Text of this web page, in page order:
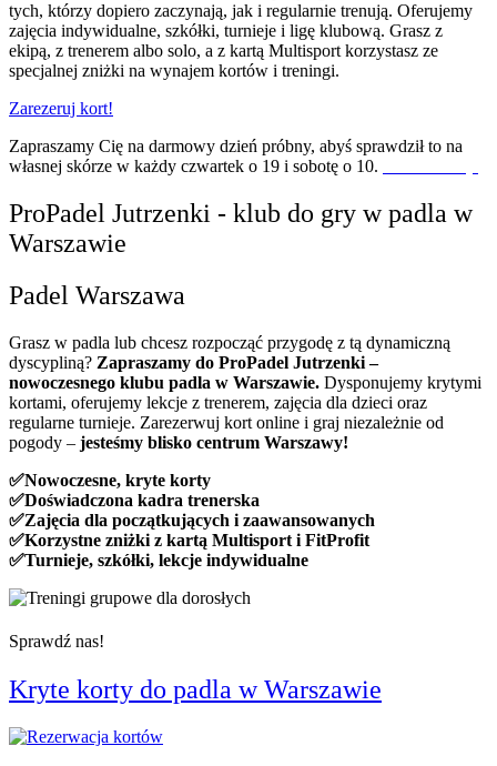
tych, którzy dopiero zaczynają, jak i regularnie trenują. Oferujemy
zajęcia indywidualne, szkółki, turnieje i ligę klubową. Grasz z
ekipą, z trenerem albo solo, a z kartą Multisport korzystasz ze
specjalnej zniżki na wynajem kortów i treningi.
Zarezeruj kort!
Zapraszamy Cię na darmowy dzień próbny, abyś sprawdził to na
własnej skórze w każdy czwartek o 19 i sobotę o 10.
ProPadel Jutrzenki - klub do gry w padla w
Warszawie
Padel Warszawa
Grasz w padla lub chcesz rozpocząć przygodę z tą dynamiczną
dyscypliną? Zapraszamy do ProPadel Jutrzenki –
nowoczesnego klubu padla w Warszawie. Dysponujemy krytymi
kortami, oferujemy lekcje z trenerem, zajęcia dla dzieci oraz
regularne turnieje. Zarezerwuj kort online i graj niezależnie od
pogody – jesteśmy blisko centrum Warszawy!
✅Nowoczesne, kryte korty
✅Doświadczona kadra trenerska
✅Zajęcia dla początkujących i zaawansowanych
✅Korzystne zniżki z kartą Multisport i FitProfit
✅Turnieje, szkółki, lekcje indywidualne
Sprawdź nas!
Kryte korty do padla w Warszawie